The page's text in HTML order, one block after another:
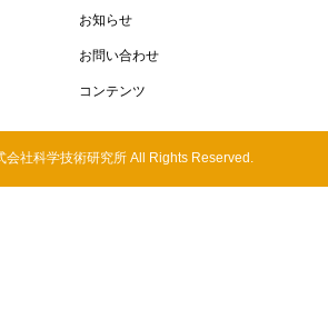
お知らせ
お問い合わせ
コンテンツ
会社科学技術研究所 All Rights Reserved.